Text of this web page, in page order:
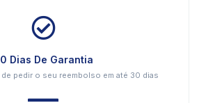
Dias De Garantia
pedir o seu reembolso em até 30 dias